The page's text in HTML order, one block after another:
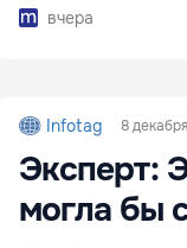
вчера
Infotag 8
Эксперт:
могла бы